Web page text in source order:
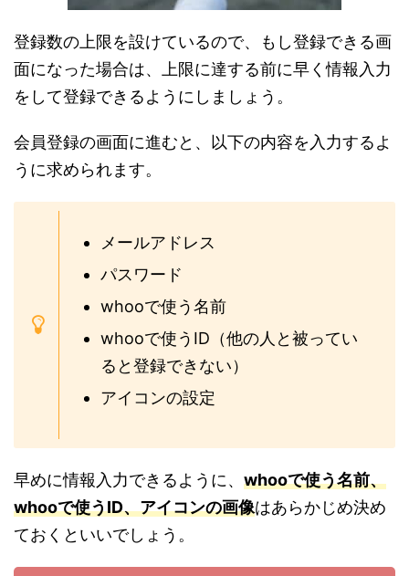
登録数の上限を設けているので、もし登録できる画
面になった場合は、上限に達する前に早く情報入力
をして登録できるようにしましょう。
会員登録の画面に進むと、以下の内容を入力するよ
うに求められます。
メールアドレス
パスワード
whooで使う名前
whooで使うID（他の人と被ってい
ると登録できない）
アイコンの設定
早めに情報入力できるように、 whooで使う名前、
whooで使うID、アイコンの画像はあらかじめ決め
ておくといいでしょう。